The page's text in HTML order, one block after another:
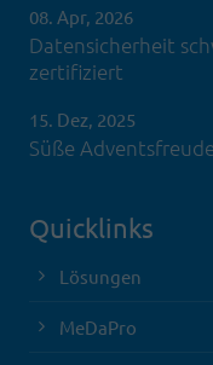
08. Apr, 2026
Datensicherheit
zertifiziert
15. Dez, 2025
Süße
Quicklinks
Lösungen
MeDaPro